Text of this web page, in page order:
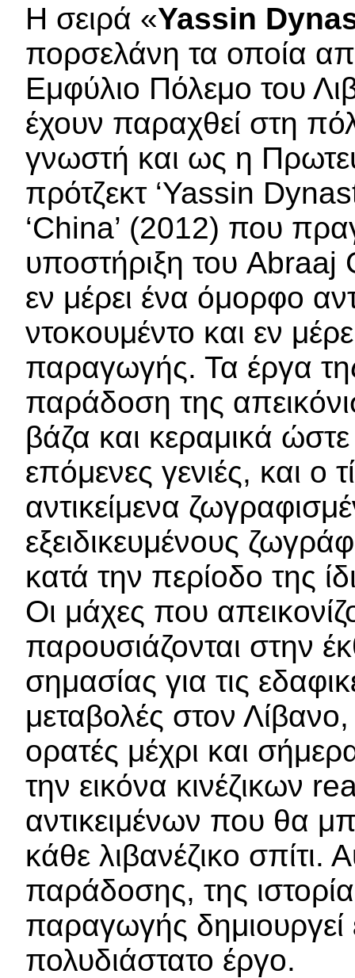
Η σειρά «Yassin
πορσελάνη τα οποία
Εμφύλιο Πόλεμο του
έχουν παραχθεί στη
γνωστή και ως η
πρότζεκτ ‘Yassin
‘China’ (2012) που
υποστήριξη του Abraaj
εν μέρει ένα όμορφο
ντοκουμέντο και εν
παραγωγής. Τα έργα
παράδοση της
βάζα και κεραμικά
επόμενες γενιές, και ο
αντικείμενα
εξειδικευμένους
κατά την περίοδο της
Οι μάχες που
παρουσιάζονται στην
σημασίας για τις
μεταβολές στον
ορατές μέχρι και
την εικόνα κινέζικων
αντικειμένων που θα
κάθε λιβανέζικο
παράδοσης, της
παραγωγής δημιουργεί
πολυδιάστατο έργο.